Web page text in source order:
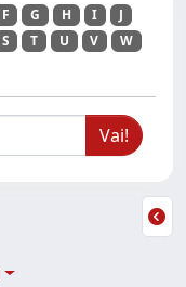
F G H I
J
S T U V
W